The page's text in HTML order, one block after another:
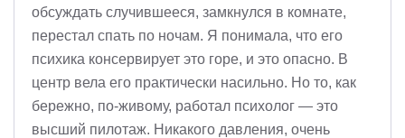
обсуждать случившееся, замкнулся в комнате,
перестал спать по ночам. Я понимала, что его
психика консервирует это горе, и это опасно. В
центр вела его практически насильно. Но то, как
бережно, по-живому, работал психолог — это
высший пилотаж. Никакого давления, очень